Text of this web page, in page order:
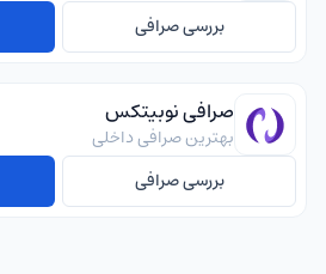
بررسی صرافی
صرافی نوبیتکس
بهترین صرافی داخلی
بررسی صرافی